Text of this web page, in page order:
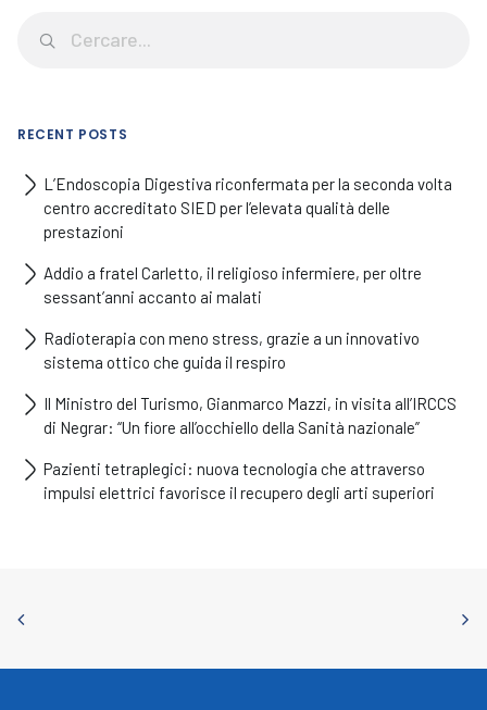
RECENT POSTS
L’Endoscopia Digestiva riconfermata per la seconda volta
centro accreditato SIED per l’elevata qualità delle
prestazioni
Addio a fratel Carletto, il religioso infermiere, per oltre
sessant’anni accanto ai malati
Radioterapia con meno stress, grazie a un innovativo
sistema ottico che guida il respiro
Il Ministro del Turismo, Gianmarco Mazzi, in visita all’IRCCS
di Negrar: “Un fiore all’occhiello della Sanità nazionale”
Pazienti tetraplegici: nuova tecnologia che attraverso
impulsi elettrici favorisce il recupero degli arti superiori